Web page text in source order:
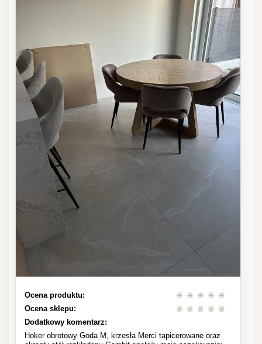
Ocena produktu:
Ocena sklepu:
Dodatkowy komentarz:
Hoker obrotowy Goda M, krzesła Merci tapicerowane oraz